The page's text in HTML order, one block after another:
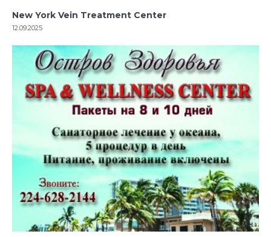
New York Vein Treatment Center
12.09.2025